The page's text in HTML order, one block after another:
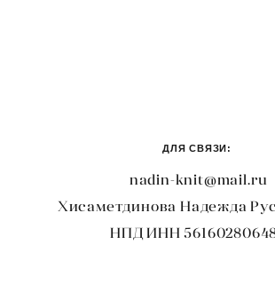
ДЛЯ СВЯЗИ:
nadin-knit@mail.ru
Хисаметдинова Надежда
НПД ИНН